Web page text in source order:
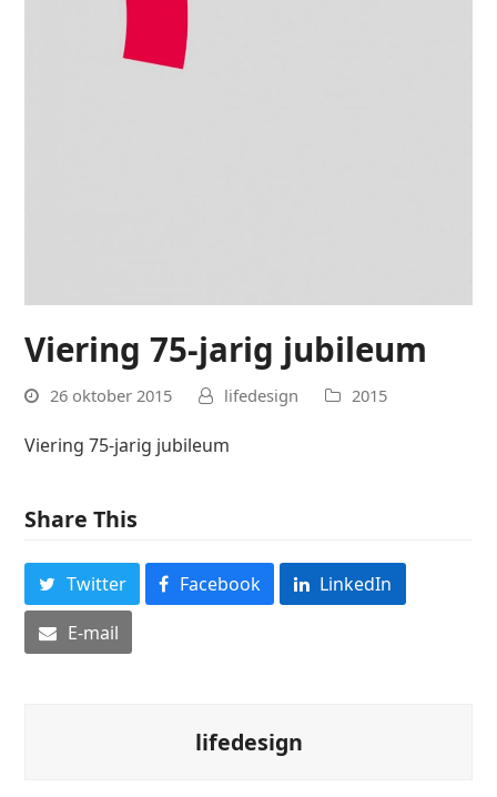
Viering 75-jarig jubileum
26 oktober 2015 lifedesign 2015
Viering 75-jarig jubileum
Share This
Twitter Facebook
LinkedIn
E-mail
lifedesign